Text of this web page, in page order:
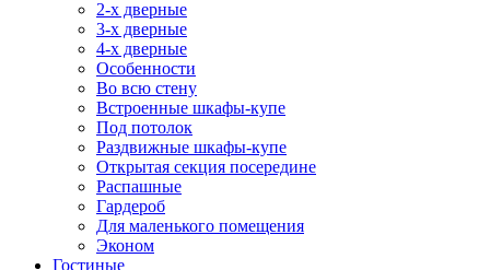
2-х дверные
3-х дверные
4-х дверные
Особенности
Во всю стену
Встроенные шкафы-купе
Под потолок
Раздвижные шкафы-купе
Открытая секция посередине
Распашные
Гардероб
Для маленького помещения
Эконом
Гостиные